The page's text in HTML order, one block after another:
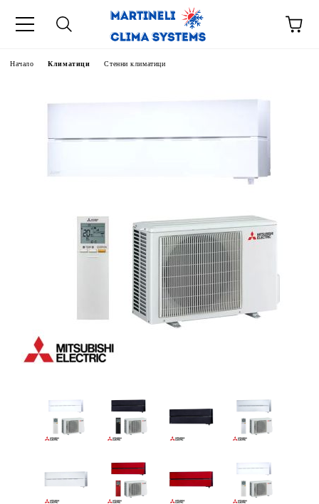
Начало Климатици Стенни климатици